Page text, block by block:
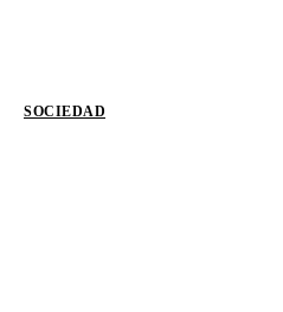
SOCIEDAD